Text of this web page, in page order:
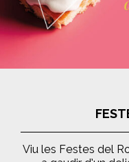
Viu les Festes del